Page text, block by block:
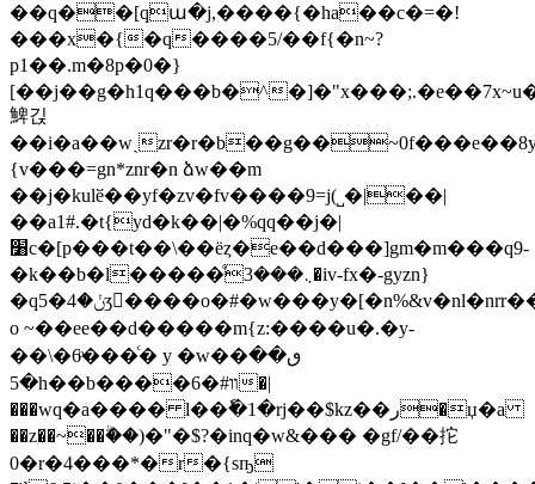
��q��[qա�j,����{�ha��c�=�!
���x�{�q����5/��f{�n~?
p1��.m�8p�0�}
[��j��g�h1q���b�^
䱝긵
��i�a��wˎ
{v���=gn*znr�n ձw��m
��j�kulӗ��yf�zv�fv����9=j(˽�|��|
��a1#.�t{yd�k��|�%qq��j�|
׸c�[p���t��\��ëȥ�e��d���]gm�m���q9-
�k��b�l�����ͦ܆���3�iv-fx�-gyzn}
�q5�ݩ�4ʒ����o�#�w���y�[�n%&v�nl�nrr����0�f)�"��@\2�v~��r��
o ~��ee��d�����m{z:����u�.�y-
��\�6ͦ���ͨ� y �w�� ٯ��
�5h��b����װ#�6�|
���wq�a���� l��ٗ�1�rj��$kz��ر�џ�a
��z��~��ۗ��)�"�$?�inq�w&��� �gf/��拕
0�r�4���*�r�{sҧ